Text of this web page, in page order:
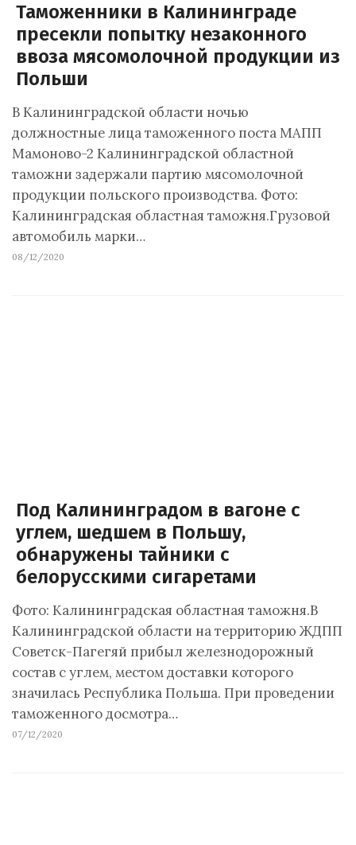
Таможенники в Калининграде
пресекли попытку незаконного
ввоза мясомолочной продукции из
Польши
В Калининградской области ночью
должностные лица таможенного поста МАПП
Мамоново-2 Калининградской областной
таможни задержали партию мясомолочной
продукции польского производства. Фото:
Калининградская областная таможня.Грузовой
автомобиль марки…
08/12/2020
Под Калининградом в вагоне с
углем, шедшем в Польшу,
обнаружены тайники с
белорусскими сигаретами
Фото: Калининградская областная таможня.В
Калининградской области на территорию ЖДПП
Советск-Пагегяй прибыл железнодорожный
состав с углем, местом доставки которого
значилась Республика Польша. При проведении
таможенного досмотра…
07/12/2020